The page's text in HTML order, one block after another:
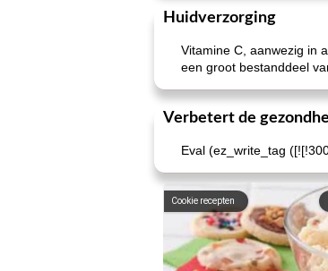
Huidverzorging
Vitamine C, aanwezig in
een groot bestanddeel
Verbetert de
Eval (ez_write_tag
Cookie recepten